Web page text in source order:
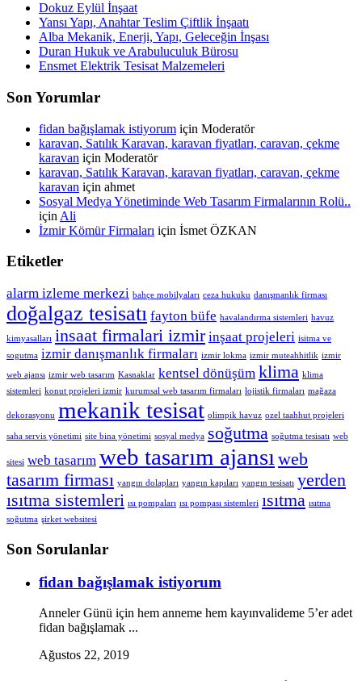
Dokuz Eylül İnşaat
Yansı Yapı, Anahtar Teslim Çiftlik İnşaatı
Alba Mekanik, Enerji, Yapı, Geleceğin İnşası
Duran Hukuk ve Arabuluculuk Bürosu
Ensmet Elektrik Tesisat Malzemeleri
Son Yorumlar
fidan bağışlamak istiyorum için Moderatör
karavan, Satılık Karavan, karavan fiyatları, caravan, çekme
karavan için Moderatör
karavan, Satılık Karavan, karavan fiyatları, caravan, çekme
karavan için ahmet
Sosyal Medya Yönetiminde Web Tasarım Firmalarının Rolü..
için Ali
İzmir Kömür Firmaları için İsmet ÖZKAN
Etiketler
alarm izleme merkezi bahçe mobilyaları ceza hukuku danışmanlık firması
doğalgaz tesisatı fayton büfe havalandırma sistemleri havuz
kimyasalları insaat firmalari izmir inşaat projeleri isitma ve
sogutma izmir danışmanlık firmaları izmir lokma izmir muteahhitlik izmir
web ajansı izmir web tasarım Kasnaklar kentsel dönüşüm klima klima
sistemleri konut projeleri izmir kurumsal web tasarım firmaları lojistik firmaları mağaza
dekorasyonu mekanik tesisat olimpik havuz ozel taahhut projeleri
saha servis yönetimi site bina yönetimi sosyal medya soğutma soğutma tesisatı web
sitesi web tasarım web tasarım ajansı web
tasarım firması yangın dolapları yangın kapıları yangın tesisatı yerden
ısıtma sistemleri ısı pompaları ısı pompası sistemleri ısıtma ısıtma
soğutma şirket websitesi
Son Sorulanlar
fidan bağışlamak istiyorum
Anneler Günü için hem anneme hem kayınvalideme 5’er adet
fidan bağışlamak ...
Ağustos 22, 2019